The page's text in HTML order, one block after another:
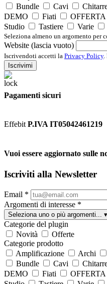
Bundle
Cavi
DEMO
Fiati OFFERTA
Studio
Tastiere Varie
Seleziona almeno un argomento per
Website (lascia vuoto)
Iscrivendoti accetti la Privacy Policy.
Iscrivimi
Pagamenti sicuri
Effebit P.IVA IT05042461219
Vuoi essere aggiornato sulle
Iscriviti alla Newsletter
Email *
Argomenti di interesse *
Seleziona uno o più argomenti... ▾
Categorie del plugin
Novità
Offerte
Categorie prodotto
Amplificazione
Archi
Bundle
Cavi
DEMO
Fiati OFFERTA